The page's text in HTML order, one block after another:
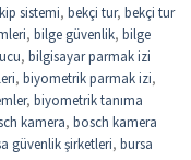
sistemi, bekçi tur, bekçi tur
, bilge güvenlik, bilge
, bilgisayar parmak izi
, biyometrik parmak izi,
, biyometrik tanıma
kamera, bosch kamera
güvenlik şirketleri, bursa